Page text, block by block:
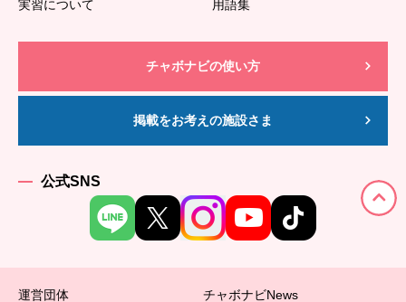
実習について
用語集
チャボナビの使い方
掲載をお考えの施設さま
公式SNS
運営団体 チャボナビNews